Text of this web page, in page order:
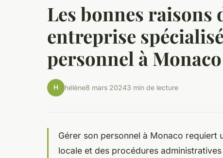
Les bonnes raisons
entreprise
personnel à Monaco
H hélène8 mars 20243 min de lecture
Gérer son personnel à Monaco requiert
locale et des procédures